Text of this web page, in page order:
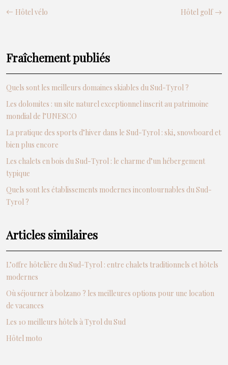
Hôtel vélo Hôtel golf
Fraîchement publiés
Quels sont les meilleurs domaines skiables du Sud-Tyrol ?
Les dolomites : un site naturel exceptionnel inscrit au patrimoine
mondial de l’UNESCO
La pratique des sports d’hiver dans le Sud-Tyrol : ski, snowboard et
bien plus encore
Les chalets en bois du Sud-Tyrol : le charme d’un hébergement
typique
Quels sont les établissements modernes incontournables du Sud-
Tyrol ?
Articles similaires
L’offre hôtelière du Sud-Tyrol : entre chalets traditionnels et hôtels
modernes
Où séjourner à bolzano ? les meilleures options pour une location
de vacances
Les 10 meilleurs hôtels à Tyrol du Sud
Hôtel moto